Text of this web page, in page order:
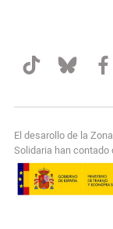
El desarollo de la
Solidaria han contado